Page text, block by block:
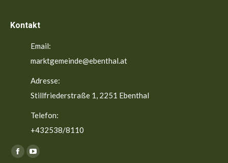
Kontakt
Email:
marktgemeinde@ebenthal.at
Adresse:
Stillfriederstraße 1, 2251 Ebenthal
Telefon:
+432538/8110
Finden Sie uns auf:
FacebookYouTube